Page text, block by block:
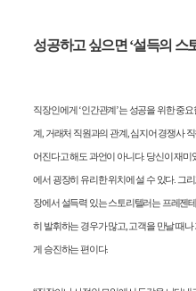
성공하고 싶으면 ‘설득의 스
직장인에게‘인간관계’는 성공을 위한 중요
계 거래처 직원과의 관계,심지어 경쟁사
어진다고 해도 과언이 아니다. 당신이 재미
에서 굉장히 유리한 위치에 설 수 있다. 그
장에서 설득력 있는 스토리텔러는 프레젠
히 발휘하는 경우가 많고, 고객을 만날 때나
게 승진하는 편이다.